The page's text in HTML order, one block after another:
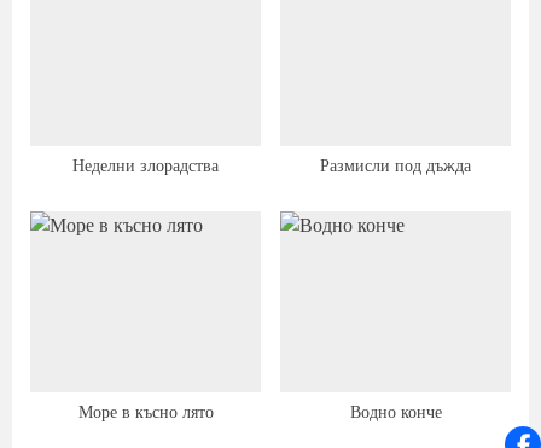
Неделни злорадства Размисли под дъжда
Море в късно лято Водно конче